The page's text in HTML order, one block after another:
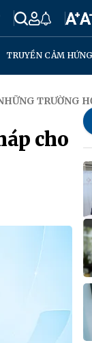
TRUYỀN CẢM HỨNG
TRƯỜNG
cho